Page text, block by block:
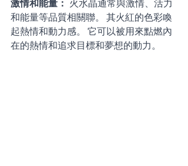
激情和能量： 火水晶通常與激情、活力
和能量等品質相關聯。 其火紅的色彩喚
起熱情和動力感。 它可以被用來點燃內
在的熱情和追求目標和夢想的動力。